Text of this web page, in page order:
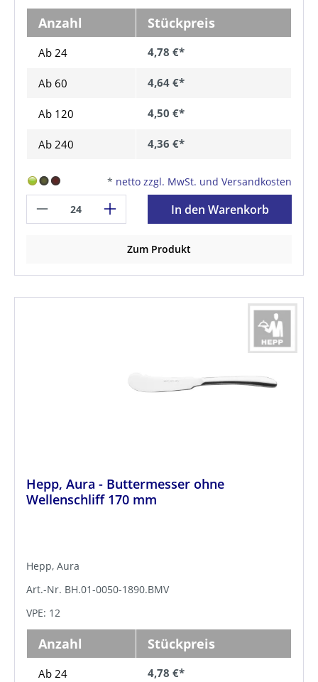
Anzahl Stückpreis
Ab 24 4,78 €*
Ab 60 4,64 €*
Ab 120 4,50 €*
Ab 240 4,36 €*
* netto zzgl. MwSt. und Versandkosten
In den Warenkorb
Zum Produkt
Hepp, Aura - Buttermesser ohne
Wellenschliff 170 mm
Hepp, Aura
Art.-Nr. BH.01-0050-1890.BMV
VPE: 12
Anzahl Stückpreis
Ab 24 4,78 €*